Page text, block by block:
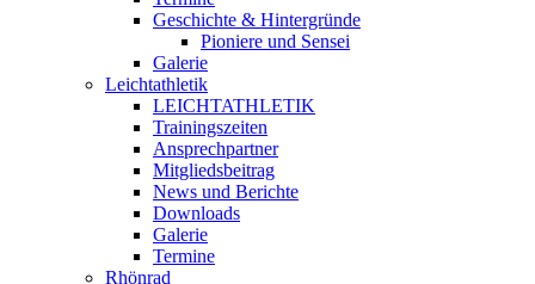
Geschichte & Hintergründe
Pioniere und Sensei
Galerie
Leichtathletik
LEICHTATHLETIK
Trainingszeiten
Ansprechpartner
Mitgliedsbeitrag
News und Berichte
Downloads
Galerie
Termine
Rhönrad